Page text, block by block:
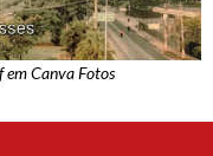
Canva Fotos